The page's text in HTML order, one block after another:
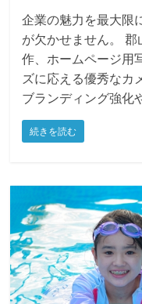
企業の魅力を最大限
が欠かせません。
作、ホームページ用
ズに応える優秀なカ
ブランディング強化